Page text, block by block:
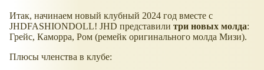
Итак, начинаем новый клубный 2024 год вместе с
JHDFASHIONDOLL! JHD представили три новых молда:
Грейс, Каморра, Ром (ремейк оригинального молда Мизи).
Плюсы членства в клубе: